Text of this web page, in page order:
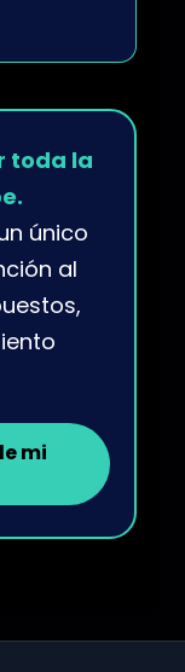
toda la
único
al
mi